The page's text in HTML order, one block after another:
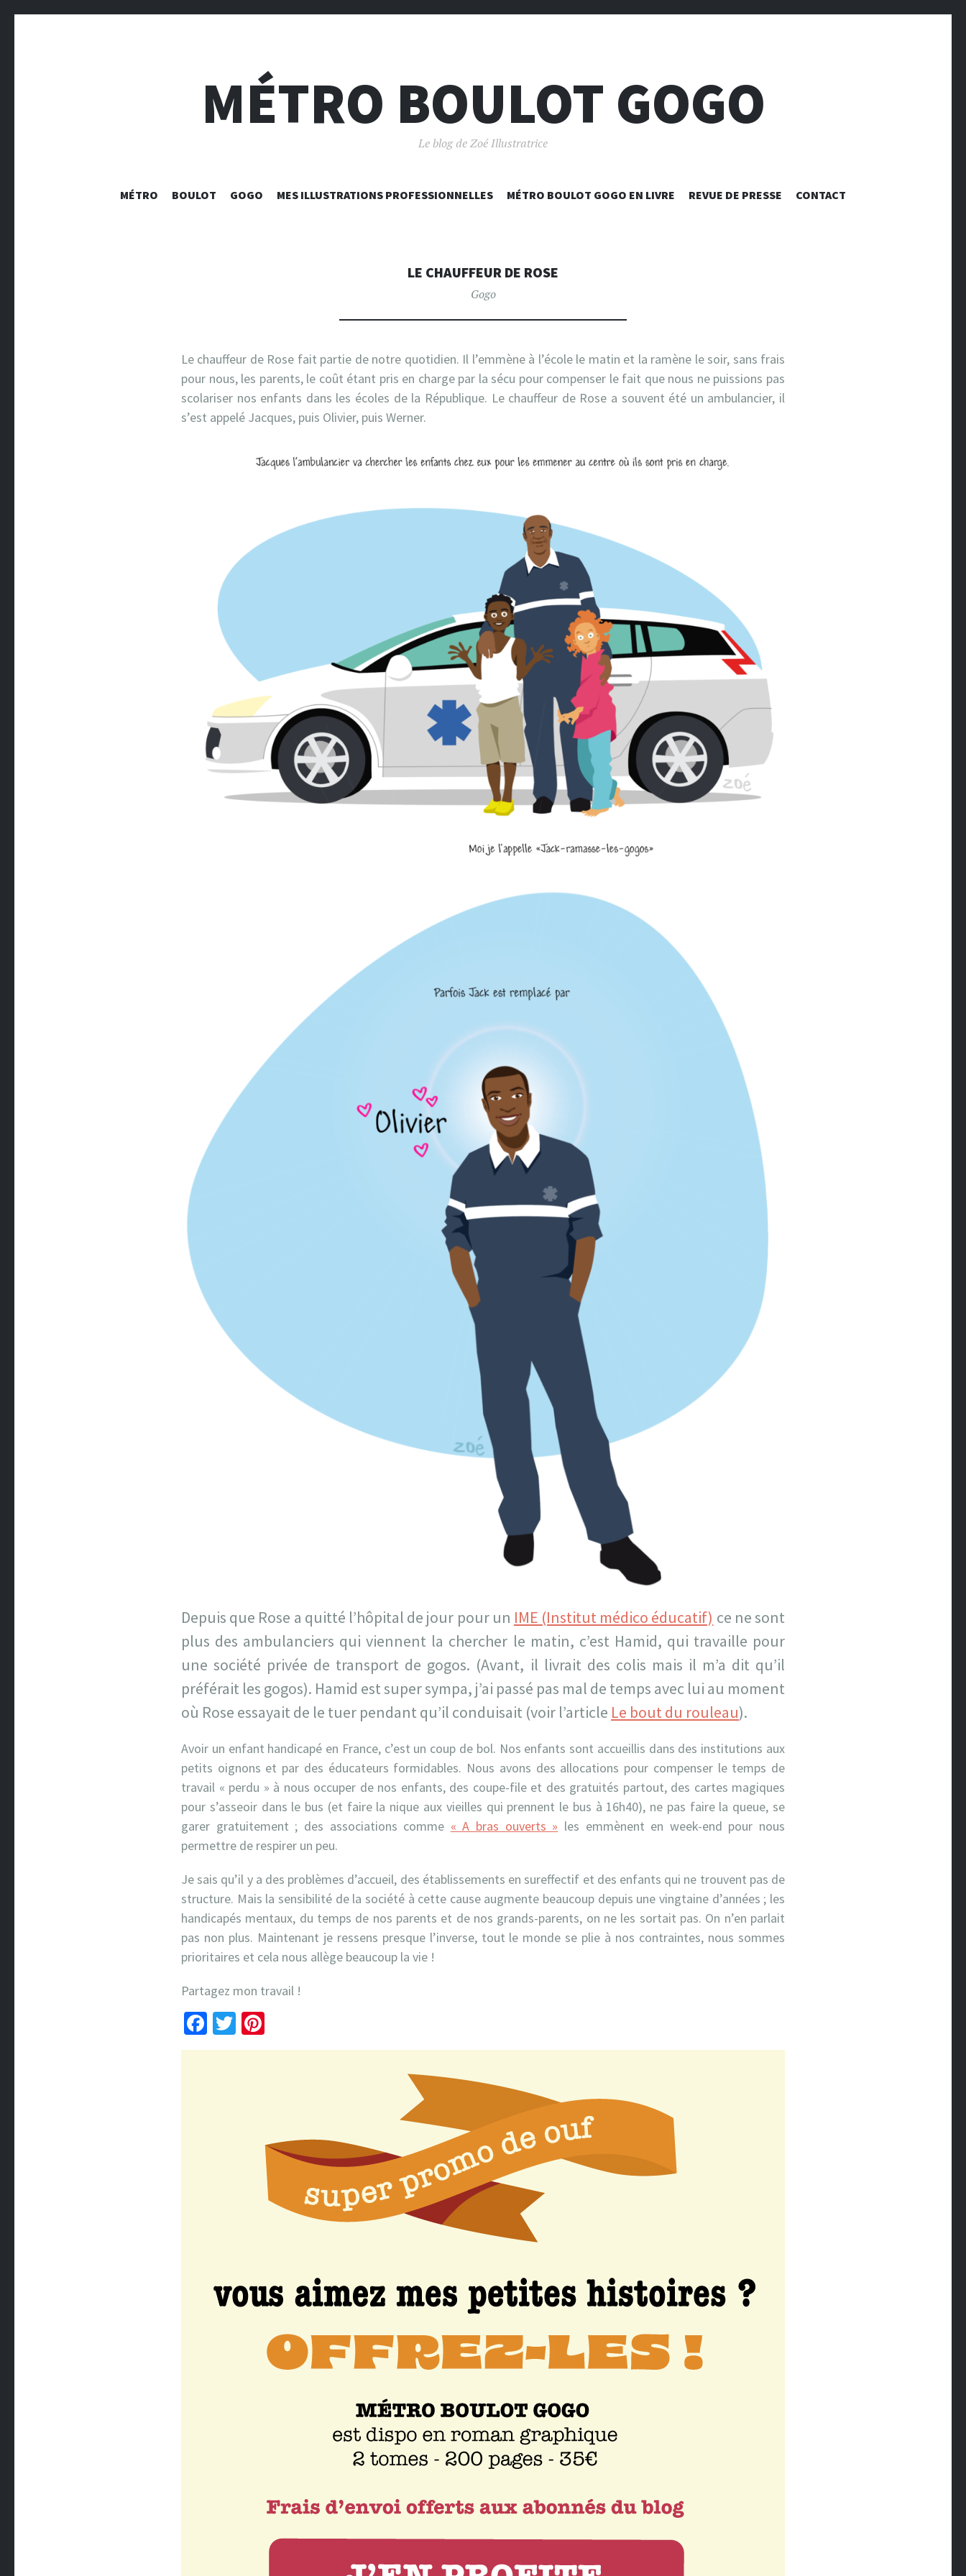
MÉTRO BOULOT GOGO
Le blog de Zoé Illustratrice
ALLER
MÉTRO BOULOT GOGO MES ILLUSTRATIONS PROFESSIONNELLES MÉTRO BOULOT GOGO EN LIVRE REVUE DE PRESSE CONTACT
LE CHAUFFEUR DE ROSE
Gogo
Le chauffeur de Rose fait partie de notre quotidien. Il l’emmène à l’école le matin et la ramène le soir, sans frais
pour nous, les parents, le coût étant pris en charge par la sécu pour compenser le fait que nous ne puissions pas
scolariser nos enfants dans les écoles de la République. Le chauffeur de Rose a souvent été un ambulancier, il
s’est appelé Jacques, puis Olivier, puis Werner.
Depuis que Rose a quitté l’hôpital de jour pour un IME (Institut médico éducatif) ce ne sont
plus des ambulanciers qui viennent la chercher le matin, c’est Hamid, qui travaille pour
une société privée de transport de gogos. (Avant, il livrait des colis mais il m’a dit qu’il
préférait les gogos). Hamid est super sympa, j’ai passé pas mal de temps avec lui au moment
où Rose essayait de le tuer pendant qu’il conduisait (voir l’article Le bout du rouleau).
Avoir un enfant handicapé en France, c’est un coup de bol. Nos enfants sont accueillis dans des institutions aux
petits oignons et par des éducateurs formidables. Nous avons des allocations pour compenser le temps de
travail « perdu » à nous occuper de nos enfants, des coupe-file et des gratuités partout, des cartes magiques
pour s’asseoir dans le bus (et faire la nique aux vieilles qui prennent le bus à 16h40), ne pas faire la queue, se
garer gratuitement ; des associations comme « A bras ouverts » les emmènent en week-end pour nous
permettre de respirer un peu.
Je sais qu’il y a des problèmes d’accueil, des établissements en sureffectif et des enfants qui ne trouvent pas de
structure. Mais la sensibilité de la société à cette cause augmente beaucoup depuis une vingtaine d’années ; les
handicapés mentaux, du temps de nos parents et de nos grands-parents, on ne les sortait pas. On n’en parlait
pas non plus. Maintenant je ressens presque l’inverse, tout le monde se plie à nos contraintes, nous sommes
prioritaires et cela nous allège beaucoup la vie !
Partagez mon travail !
Facebook
Twitter